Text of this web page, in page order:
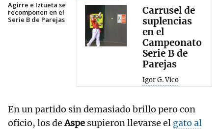
Agirre e Iztueta se
recomponen en el
Serie B de Parejas
Carrusel de
suplencias
en el
Campeonato
Serie B de
Parejas
Igor G. Vico
En un partido sin demasiado brillo pero con
oficio, los deAspe supieron llevarse el gato al